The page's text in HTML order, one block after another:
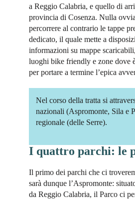
a Reggio Calabria, e quello di
provincia di Cosenza. Nulla
percorrere al contrario le tappe
dedicato, il quale mette a
informazioni su mappe
luoghi bike friendly e zone dove
per portare a termine l’epica
Nel corso della tratta si
nazionali (Aspromonte, Sila e
regionale (delle Serre).
I quattro parchi: le
Il primo dei parchi che ci
sarà dunque l’Aspromonte:
da Reggio Calabria, il Parco ci